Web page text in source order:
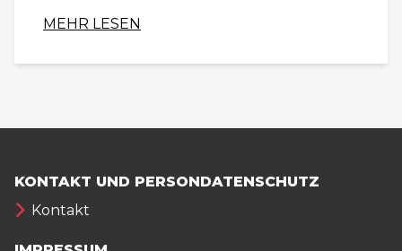
MEHR LESEN
KONTAKT UND PERSONDATENSCHUTZ
Kontakt